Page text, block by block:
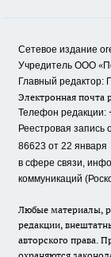
Сетевое издание
Учредитель ООО «
Главный редактор:
Электронная почта
Телефон редакции:
Реестровая
86623 от 22 января
в сфере связи,
коммуникаций
Любые материалы,
редакции,
авторского права.